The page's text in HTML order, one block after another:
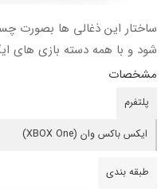
ساختار این ذغالی ها بصورت
شود و با همه دسته بازی های
مشخصات
پلتفرم
ایکس باکس وان (XBOX One)
طبقه بندی